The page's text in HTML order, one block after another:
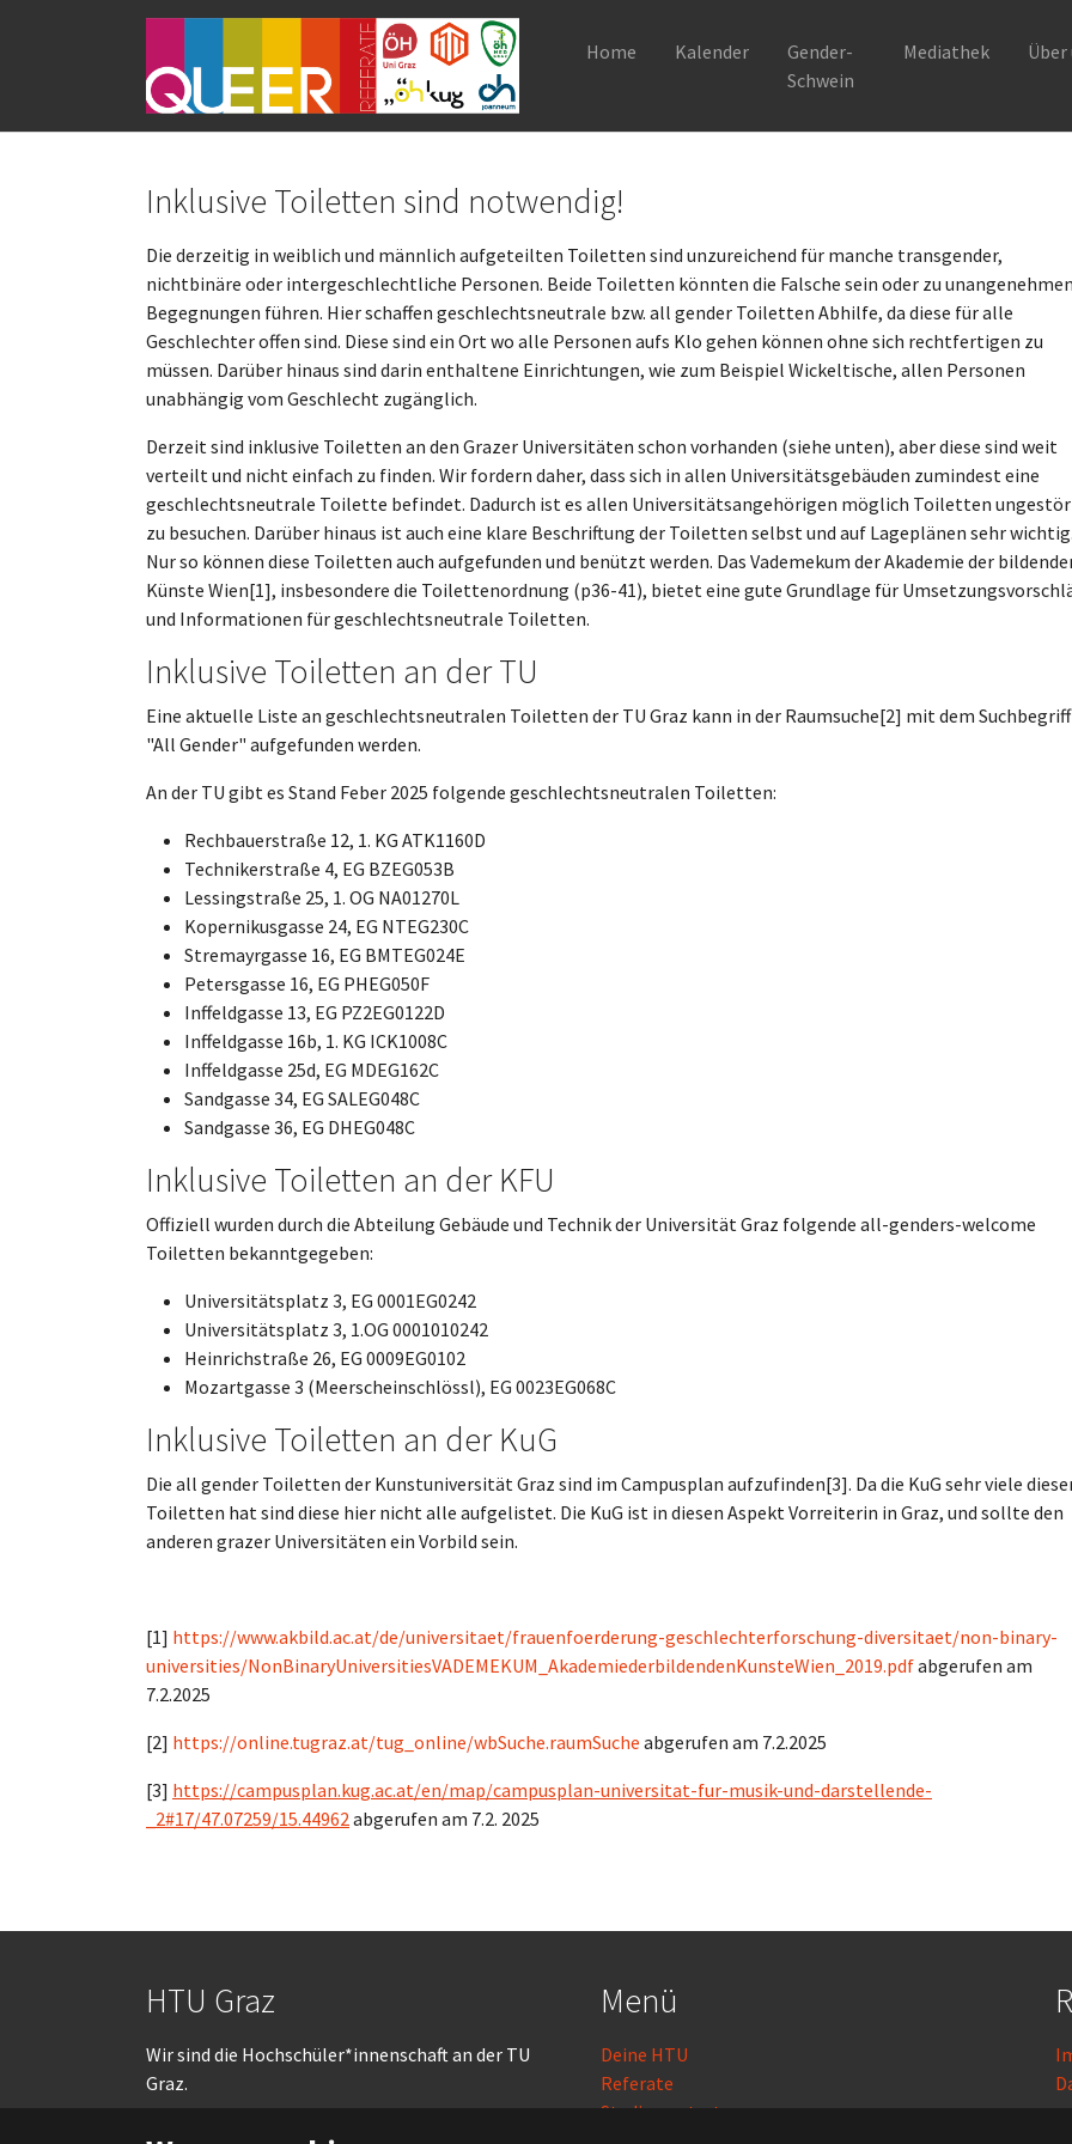
Home Kalender
Gender-
Schwein
Mediathek Über
Inklusive Toiletten sind notwendig!
Die derzeitig in weiblich und männlich aufgeteilten Toiletten sind unzureichend für manche transgender,
nichtbinäre oder intergeschlechtliche Personen. Beide Toiletten könnten die Falsche sein oder zu
Begegnungen führen. Hier schaffen geschlechtsneutrale bzw. all gender Toiletten Abhilfe, da diese für alle
Geschlechter offen sind. Diese sind ein Ort wo alle Personen aufs Klo gehen können ohne sich rechtfertigen zu
müssen. Darüber hinaus sind darin enthaltene Einrichtungen, wie zum Beispiel Wickeltische, allen Personen
unabhängig vom Geschlecht zugänglich.
Derzeit sind inklusive Toiletten an den Grazer Universitäten schon vorhanden (siehe unten), aber diese sind weit
verteilt und nicht einfach zu finden. Wir fordern daher, dass sich in allen Universitätsgebäuden zumindest eine
geschlechtsneutrale Toilette befindet. Dadurch ist es allen Universitätsangehörigen möglich Toiletten
zu besuchen. Darüber hinaus ist auch eine klare Beschriftung der Toiletten selbst und auf Lageplänen sehr
Nur so können diese Toiletten auch aufgefunden und benützt werden. Das Vademekum der Akademie der
Künste Wien[1], insbesondere die Toilettenordnung (p36-41), bietet eine gute Grundlage für
und Informationen für geschlechtsneutrale Toiletten.
Inklusive Toiletten an der TU
Eine aktuelle Liste an geschlechtsneutralen Toiletten der TU Graz kann in der Raumsuche[2] mit dem Suchbegriff
"All Gender" aufgefunden werden.
An der TU gibt es Stand Feber 2025 folgende geschlechtsneutralen Toiletten:
Rechbauerstraße 12, 1. KG ATK1160D
Technikerstraße 4, EG BZEG053B
Lessingstraße 25, 1. OG NA01270L
Kopernikusgasse 24, EG NTEG230C
Stremayrgasse 16, EG BMTEG024E
Petersgasse 16, EG PHEG050F
Inffeldgasse 13, EG PZ2EG0122D
Inffeldgasse 16b, 1. KG ICK1008C
Inffeldgasse 25d, EG MDEG162C
Sandgasse 34, EG SALEG048C
Sandgasse 36, EG DHEG048C
Inklusive Toiletten an der KFU
Offiziell wurden durch die Abteilung Gebäude und Technik der Universität Graz folgende all-genders-welcome
Toiletten bekanntgegeben:
Universitätsplatz 3, EG 0001EG0242
Universitätsplatz 3, 1.OG 0001010242
Heinrichstraße 26, EG 0009EG0102
Mozartgasse 3 (Meerscheinschlössl), EG 0023EG068C
Inklusive Toiletten an der KuG
Die all gender Toiletten der Kunstuniversität Graz sind im Campusplan aufzufinden[3]. Da die KuG sehr viele
Toiletten hat sind diese hier nicht alle aufgelistet. Die KuG ist in diesen Aspekt Vorreiterin in Graz, und sollte den
anderen grazer Universitäten ein Vorbild sein.
[1] https://www.akbild.ac.at/de/universitaet/frauenfoerderung-geschlechterforschung-diversitaet/non-binary-
universities/NonBinaryUniversitiesVADEMEKUM_AkademiederbildendenKunsteWien_2019.pdfabgerufen am
7.2.2025
[2] https://online.tugraz.at/tug_online/wbSuche.raumSuche abgerufen am 7.2.2025
[3] https://campusplan.kug.ac.at/en/map/campusplan-universitat-fur-musik-und-darstellende-
_2#17/47.07259/15.44962abgerufen am 7.2. 2025
HTU Graz
Wir sind die Hochschüler*innenschaft an der TU
Graz.
Menü
Deine HTU
Referate
Studienvertretungen